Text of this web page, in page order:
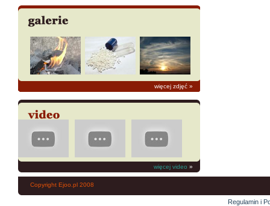
więcej zdjęć »
więcej video »
Copyright Ejoo.pl 2008
Regulamin i